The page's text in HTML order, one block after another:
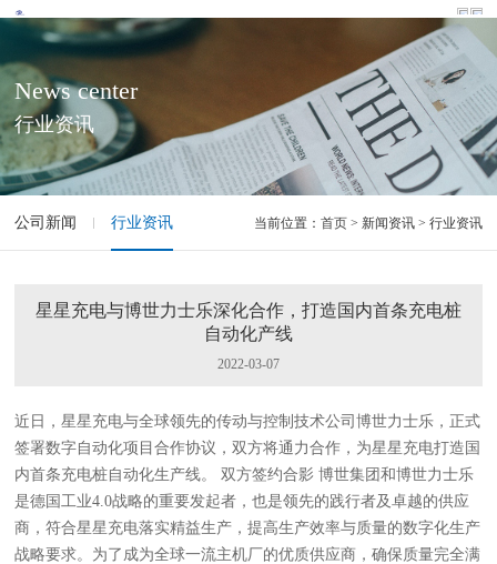
News center
行业资讯
公司新闻 行业资讯 当前位置： 首页> 新闻资讯 > 行业资讯
星星充电与博世力士乐深化合作，打造国内首条充电桩
自动化产线
2022-03-07
近日，星星充电与全球领先的传动与控制技术公司博世力士乐，正式
签署数字自动化项目合作协议，双方将通力合作，为星星充电打造国
内首条充电桩自动化生产线。 双方签约合影 博世集团和博世力士乐
是德国工业4.0战略的重要发起者，也是领先的践行者及卓越的供应
商，符合星星充电落实精益生产，提高生产效率与质量的数字化生产
战略要求。为了成为全球一流主机厂的优质供应商，确保质量完全满